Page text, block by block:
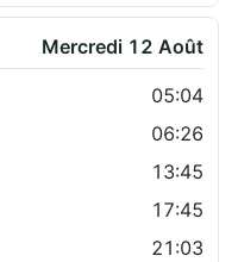
Mercredi 12 Août
05:04
06:26
13:45
17:45
21:03